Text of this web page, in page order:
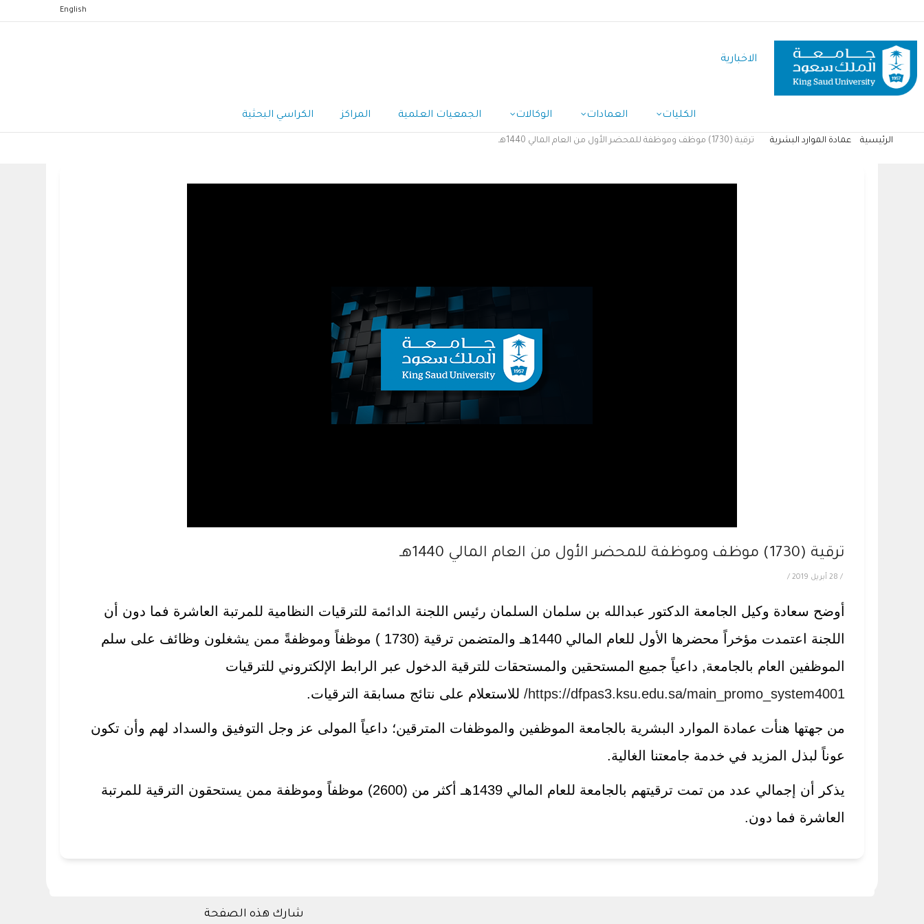
المحتوى
الرئيسي
English
الاخبارية
Navigation
الكليات العمادات الوكالات الجمعيات العلمية المراكز الكراسي البحثية
الرئيسية عمادة الموارد البشرية ترقية (1730) موظف وموظفة للمحضر الأول من العام المالي 1440هـ
ترقية (1730) موظف وموظفة للمحضر الأول من العام المالي 1440هـ
/ 28 أبريل 2019 /
أوضح سعادة وكيل الجامعة الدكتور عبدالله بن سلمان السلمان رئيس اللجنة الدائمة للترقيات النظامية للمرتبة العاشرة فما دون أن
اللجنة اعتمدت مؤخراً محضرها الأول للعام المالي 1440هـ والمتضمن ترقية (1730 ) موظفاً وموظفةً ممن يشغلون وظائف على سلم
الموظفين العام بالجامعة, داعياً جميع المستحقين والمستحقات للترقية الدخول عبر الرابط الإلكتروني للترقيات
https://dfpas3.ksu.edu.sa/main_promo_system4001/
للاستعلام على نتائج مسابقة الترقيات.
من جهتها هنأت عمادة الموارد البشرية بالجامعة الموظفين والموظفات المترقين؛ داعياً المولى عز وجل التوفيق والسداد لهم وأن تكون
عوناً لبذل المزيد في خدمة جامعتنا الغالية.
يذكر أن إجمالي عدد من تمت ترقيتهم بالجامعة للعام المالي 1439هـ أكثر من (2600) موظفاً وموظفة ممن يستحقون الترقية للمرتبة
العاشرة فما دون.
شارك هذه الصفحة